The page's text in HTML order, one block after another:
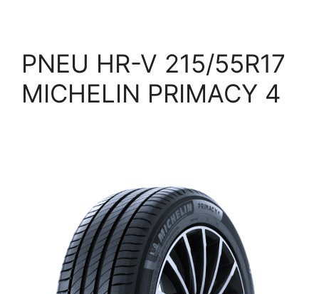
PNEU HR-V 215/55R17
MICHELIN PRIMACY 4